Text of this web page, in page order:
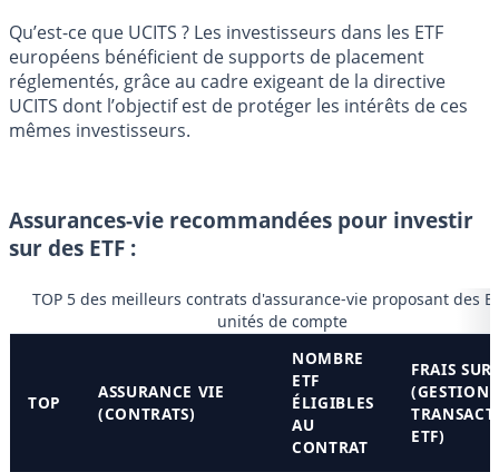
Qu’est-ce que UCITS ? Les investisseurs dans les ETF
européens bénéficient de supports de placement
réglementés, grâce au cadre exigeant de la directive
UCITS dont l’objectif est de protéger les intérêts de ces
mêmes investisseurs.
Assurances-vie recommandées pour investir
sur des ETF :
TOP 5 des meilleurs contrats d'assurance-vie proposant des
unités de compte
TOP
ASSURANCE VIE
(CONTRATS)
NOMBRE
ETF
ÉLIGIBLES
AU
CONTRAT
FRAIS SUR
(GESTION
ETF)